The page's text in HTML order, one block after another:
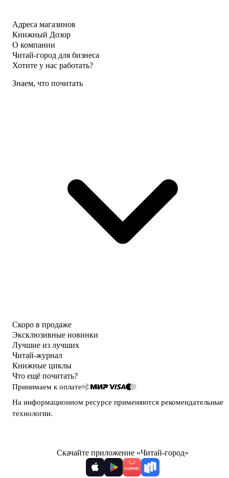
Адреса магазинов
Книжный Дозор
О компании
Читай-город для бизнеса
Хотите у нас работать?
Знаем, что почитать
Скоро в продаже
Эксклюзивные новинки
Лучшие из лучших
Читай-журнал
Книжные циклы
Что ещё почитать?
Принимаем к оплате
На информационном ресурсе применяются рекомендательные
технологии.
Скачайте приложение «Читай-город»